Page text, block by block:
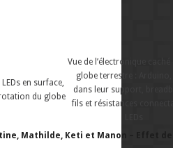
en surface,
du globe
Vue de l’électronique caché
globe terrestre : Arduino,
dans leur support,
fils et résistances
Mathilde, Keti et Manon – Effet